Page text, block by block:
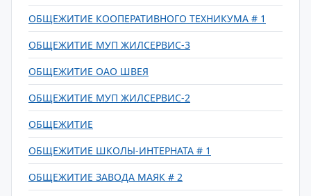
ОБЩЕЖИТИЕ КООПЕРАТИВНОГО ТЕХНИКУМА # 1
ОБЩЕЖИТИЕ МУП ЖИЛСЕРВИС-3
ОБЩЕЖИТИЕ ОАО ШВЕЯ
ОБЩЕЖИТИЕ МУП ЖИЛСЕРВИС-2
ОБЩЕЖИТИЕ
ОБЩЕЖИТИЕ ШКОЛЫ-ИНТЕРНАТА # 1
ОБЩЕЖИТИЕ ЗАВОДА МАЯК # 2